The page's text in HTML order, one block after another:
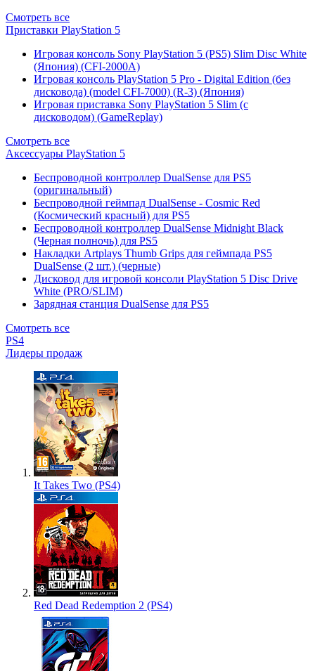
Смотреть все
Приставки PlayStation 5
Игровая консоль Sony PlayStation 5 (PS5) Slim Disc White
(Япония) (CFI-2000A)
Игровая консоль PlayStation 5 Pro - Digital Edition (без
дисковода) (model CFI-7000) (R-3) (Япония)
Игровая приставка Sony PlayStation 5 Slim (с
дисководом) (GameReplay)
Смотреть все
Аксессуары PlayStation 5
Беспроводной контроллер DualSense для PS5
(оригинальный)
Беспроводной геймпад DualSense - Cosmic Red
(Космический красный) для PS5
Беспроводной контроллер DualSense Midnight Black
(Черная полночь) для PS5
Накладки Artplays Thumb Grips для геймпада PS5
DualSense (2 шт.) (черные)
Дисковод для игровой консоли PlayStation 5 Disc Drive
White (PRO/SLIM)
Зарядная станция DualSense для PS5
Смотреть все
PS4
Лидеры продаж
It Takes Two (PS4)
Red Dead Redemption 2 (PS4)